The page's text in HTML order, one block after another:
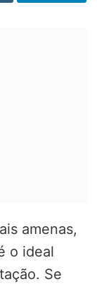
amenas,
o ideal
Se